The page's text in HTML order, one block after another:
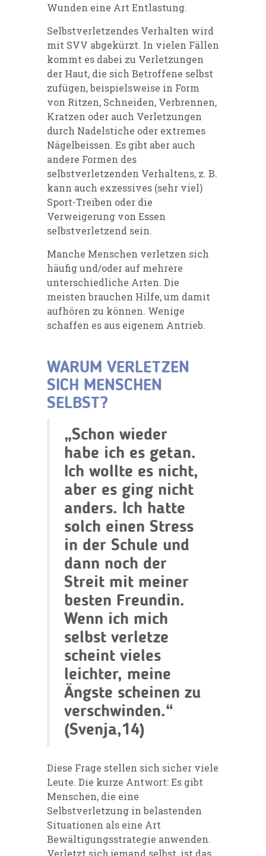
Wunden eine Art Entlastung.
Selbstverletzendes Verhalten wird
mit SVV abgekürzt. In vielen Fällen
kommt es dabei zu Verletzungen
der Haut, die sich Betroffene selbst
zufügen, beispielsweise in Form
von Ritzen, Schneiden, Verbrennen,
Kratzen oder auch Verletzungen
durch Nadelstiche oder extremes
Nägelbeissen. Es gibt aber auch
andere Formen des
selbstverletzenden Verhaltens, z. B.
kann auch exzessives (sehr viel)
Sport-Treiben oder die
Verweigerung von Essen
selbstverletzend sein.
Manche Menschen verletzen sich
häufig und/oder auf mehrere
unterschiedliche Arten. Die
meisten brauchen Hilfe, um damit
aufhören zu können. Wenige
schaffen es aus eigenem Antrieb.
WARUM VERLETZEN
SICH MENSCHEN
SELBST?
„Schon wieder
habe ich es getan.
Ich wollte es nicht,
aber es ging nicht
anders. Ich hatte
solch einen Stress
in der Schule und
dann noch der
Streit mit meiner
besten Freundin.
Wenn ich mich
selbst verletze
scheint vieles
leichter, meine
Ängste scheinen zu
verschwinden.“
(Svenja,14)
Diese Frage stellen sich sicher viele
Leute. Die kurze Antwort: Es gibt
Menschen, die eine
Selbstverletzung in belastenden
Situationen als eine Art
Bewältigungsstrategie anwenden.
Verletzt sich jemand selbst, ist das